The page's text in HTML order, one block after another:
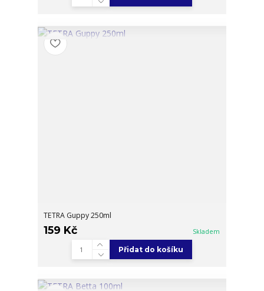
TETRA Guppy 250ml
159 Kč Skladem
Přidat do košíku